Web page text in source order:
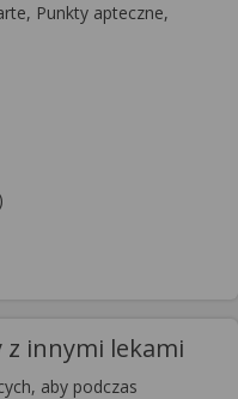
Punkty apteczne,
z innymi lekami
aby podczas